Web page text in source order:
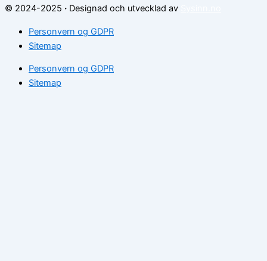
© 2024-2025 · Designad och utvecklad av
Personvern og GDPR
Sitemap
Personvern og GDPR
Sitemap